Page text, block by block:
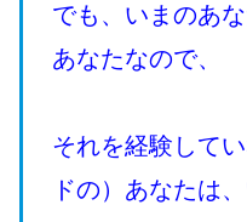
でも、いまのあ
あなたなので、
それを経験して
ドの）あなたは